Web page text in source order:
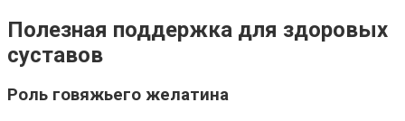
Полезная поддержка для здоровых
суставов
Роль говяжьего желатина